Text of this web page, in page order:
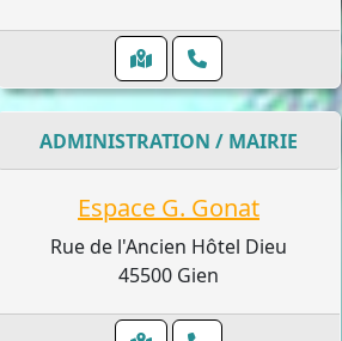
ADMINISTRATION / MAIRIE
Espace G. Gonat
Rue de l'Ancien Hôtel Dieu
45500 Gien